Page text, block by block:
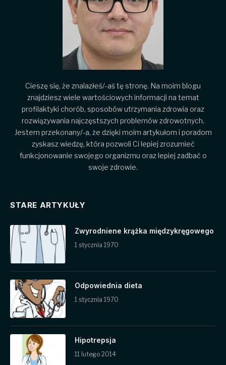
Cieszę się, że znalazłeś/-aś tę stronę. Na moim blogu
znajdziesz wiele wartościowych informacji na temat
profilaktyki chorób, sposobów utrzymania zdrowia oraz
rozwiązywania najczęstszych problemów zdrowotnych.
Jestem przekonany/-a, że dzięki moim artykułom i poradom
zyskasz wiedzę, która pozwoli Ci lepiej zrozumieć
funkcjonowanie swojego organizmu oraz lepiej zadbać o
swoje zdrowie.
STARE ARTYKUŁY
Zwyrodniene krążka międzykręgowego
1 stycznia 1970
Odpowiednia dieta
1 stycznia 1970
Hipotrepsja
11 lutego 2014